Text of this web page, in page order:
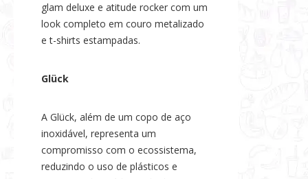
glam deluxe e atitude rocker com um
look completo em couro metalizado
e t-shirts estampadas.
Glück
A Glück, além de um copo de aço
inoxidável, representa um
compromisso com o ecossistema,
reduzindo o uso de plásticos e